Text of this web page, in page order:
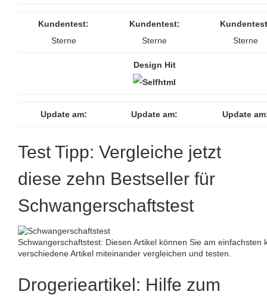
Kundentest:
Sterne
Kundentest:
Sterne
Sterne
Design Hit
Update am: Update am: Update
Test Tipp: Vergleiche jetzt
diese zehn Bestseller für
Schwangerschaftstest
Schwangerschaftstest: Diesen Artikel können Sie am einfachsten
verschiedene Artikel miteinander vergleichen und testen.
Drogerieartikel: Hilfe zum